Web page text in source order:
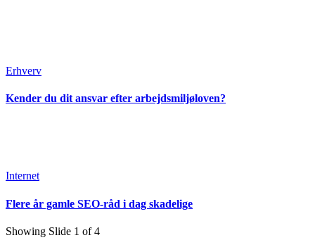
Erhverv
Kender du dit ansvar efter arbejdsmiljøloven?
Internet
Flere år gamle SEO-råd i dag skadelige
Showing Slide 1 of 4